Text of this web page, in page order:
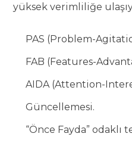
yüksek verimliliğe
PAS (Problem-
FAB (Features-
AIDA (Attention-
Güncellemesi.
“Önce Fayda” odaklı